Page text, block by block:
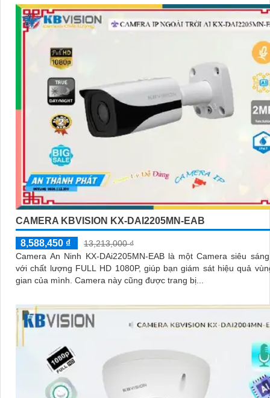
CAMERA KBVISION KX-DAI2205MN-EAB
8,588,450 ₫
13,213,000 ₫
Camera An Ninh KX-DAi2205MN-EAB là một Camera siêu
với chất lượng FULL HD 1080P, giúp bạn giám sát hiệu quả
gian của mình. Camera này cũng được trang bị...